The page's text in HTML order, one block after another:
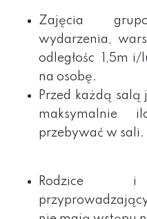
Zajęcia
wydarzenia,
odległośc 1,5m
na osobę.
Przed każdą
maksymalnie
przebywać w sali.
Rodzice i